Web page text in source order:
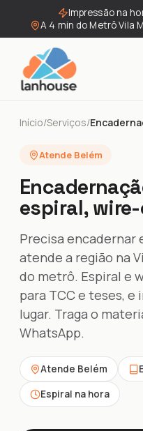
Impressão na
A 4 min do Metrô Vila
Início/Serviços/
Atende Belém
espiral,
Precisa encadernar
atende a região na
do metrô. Espiral e
para TCC e teses, e
lugar. Traga o
WhatsApp.
Atende Belém
Espiral na hora